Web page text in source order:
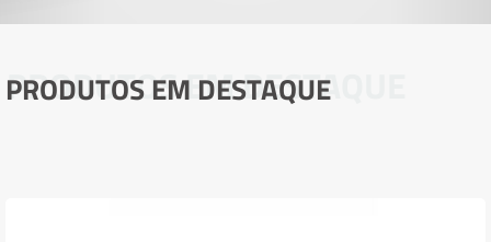
PRODUTOS EM DESTAQUE
PRODUTOS EM DESTAQUE